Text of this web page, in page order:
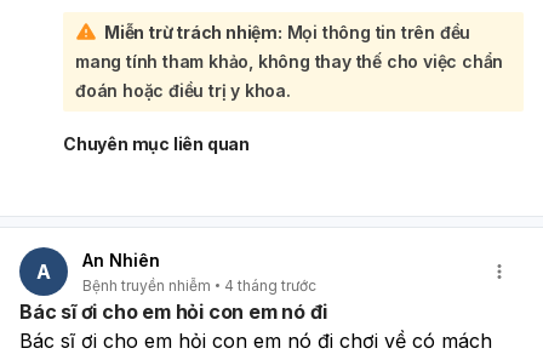
bé đến bác sĩ nhi khoa để được kiểm tra, đánh giá tình
trạng và có hướng điều trị phù hợp nhất.
Miễn trừ trách nhiệm: Mọi thông tin trên đều
mang tính tham khảo, không thay thế cho việc chẩn
đoán hoặc điều trị y khoa.
Chuyên mục liên quan
A An Nhiên
Bệnh truyền nhiễm 4 tháng trước
Bác sĩ ơi cho em hỏi con em nó đi
Bác sĩ ơi cho em hỏi con em nó đi chơi về có mách